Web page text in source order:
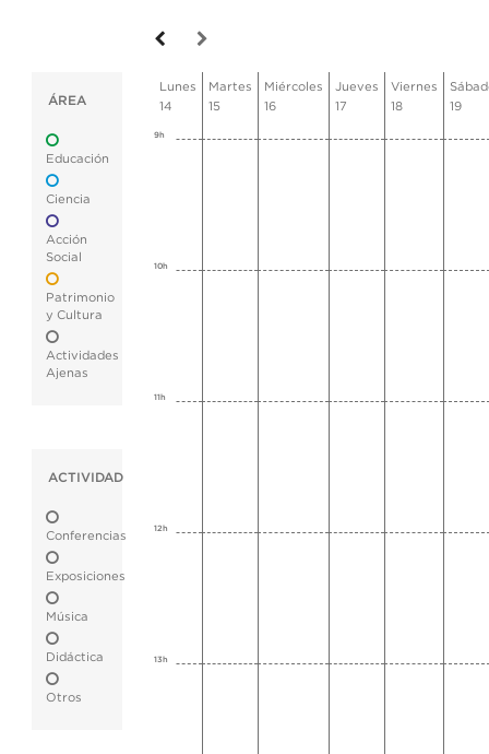
ÁREA
Educación
Ciencia
Acción
Social
Patrimonio
y Cultura
Actividades
Ajenas
ACTIVIDAD
Conferencias
Exposiciones
Música
Didáctica
Otros
Lunes
14
Martes
15
Miércoles
16
Jueves
17
Viernes
18
19
9h
10h
11h
12h
13h